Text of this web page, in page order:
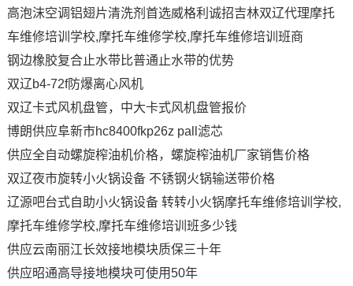
高泡沫空调铝翅片清洗剂首选威格利诚招吉林双辽代理摩托
车维修培训学校,摩托车维修学校,摩托车维修培训班商
钢边橡胶复合止水带比普通止水带的优势
双辽b4-72f防爆离心风机
双辽卡式风机盘管，中大卡式风机盘管报价
博朗供应阜新市hc8400fkp26z pall滤芯
供应全自动螺旋榨油机价格，螺旋榨油机厂家销售价格
双辽夜市旋转小火锅设备 不锈钢火锅输送带价格
辽源吧台式自助小火锅设备 转转小火锅摩托车维修培训学校,
摩托车维修学校,摩托车维修培训班多少钱
供应云南丽江长效接地模块质保三十年
供应昭通高导接地模块可使用50年